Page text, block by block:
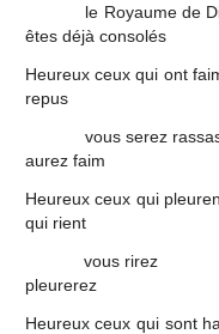
le Royaume
êtes déjà consolés
Heureux ceux
repus
vous
aurez faim
Heureux ceux
qui rient
vous
pleurerez
Heureux ceux